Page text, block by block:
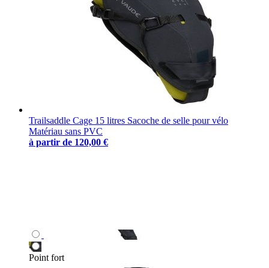
Trailsaddle Cage 15 litres Sacoche de selle pour vélo
Matériau sans PVC
à partir de 120,00 €
Point fort